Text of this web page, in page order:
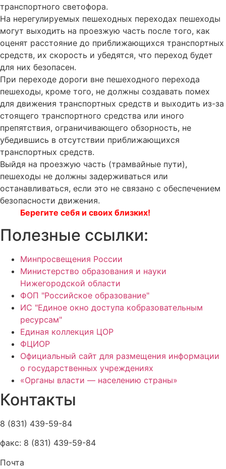
транспортного светофора.
На нерегулируемых пешеходных переходах пешеходы
могут выходить на проезжую часть после того, как
оценят расстояние до приближающихся транспортных
средств, их скорость и убедятся, что переход будет
для них безопасен.
При переходе дороги вне пешеходного перехода
пешеходы, кроме того, не должны создавать помех
для движения транспортных средств и выходить из-за
стоящего транспортного средства или иного
препятствия, ограничивающего обзорность, не
убедившись в отсутствии приближающихся
транспортных средств.
Выйдя на проезжую часть (трамвайные пути),
пешеходы не должны задерживаться или
останавливаться, если это не связано с обеспечением
безопасности движения.
Берегите себя и своих близких!
Полезные ссылки:
Минпросвещения России
Министерство образования и науки
Нижегородской области
ФОП "Российское образование"
ИС "Единое окно доступа кобразовательным
ресурсам"
Единая коллекция ЦОР
ФЦИОР
Официальный сайт для размещения информации
о государственных учреждениях
«Органы власти — населению страны»
Контакты
8 (831) 439-59-84
факс: 8 (831) 439-59-84
Почта